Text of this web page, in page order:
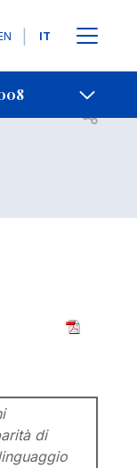
IT
Open
di